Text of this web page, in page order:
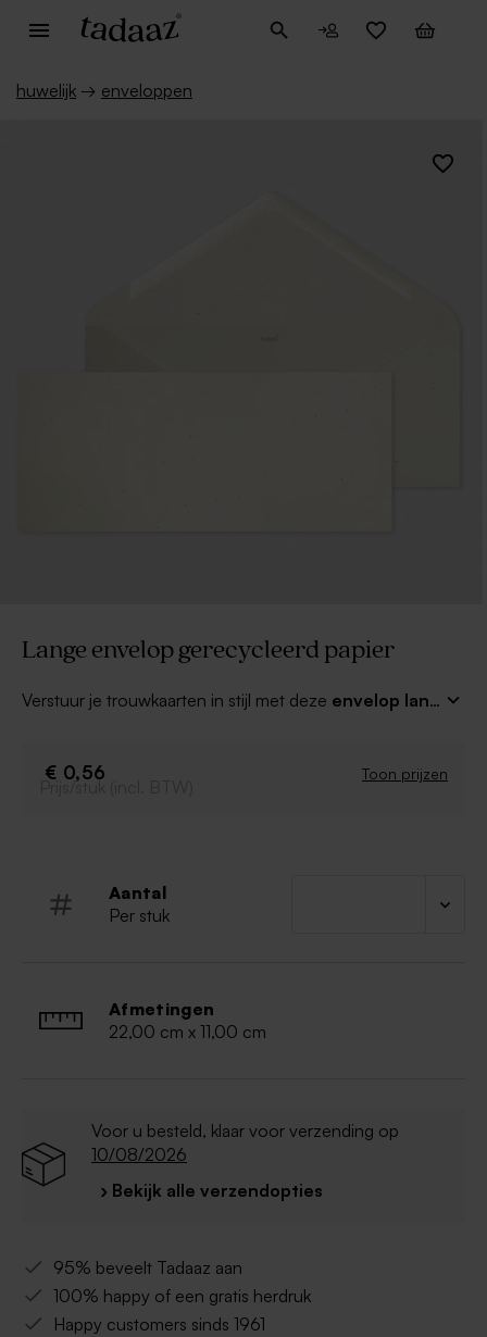
huwelijk → enveloppen
Lange envelop gerecycleerd papier
Verstuur je trouwkaarten in stijl met deze envelop lang
een compleet geheel.
€ 0,56 Toon prijzen
Prijs/stuk (incl. BTW)
Aantal
Per stuk
Afmetingen
22,00 cm x 11,00 cm
Voor u besteld, klaar voor verzending op
10/08/2026
› Bekijk alle verzendopties
95% beveelt Tadaaz aan
100% happy of een gratis herdruk
Happy customers sinds 1961